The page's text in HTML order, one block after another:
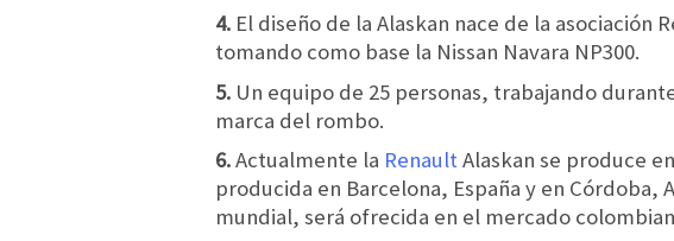
4. El diseño de la Alaskan nace de la asociación
tomando como base la Nissan Navara NP300.
5. Un equipo de 25 personas, trabajando
marca del rombo.
6.Actualmente la RenaultAlaskan se produce
producida en Barcelona, España y en
mundial, será ofrecida en el mercado